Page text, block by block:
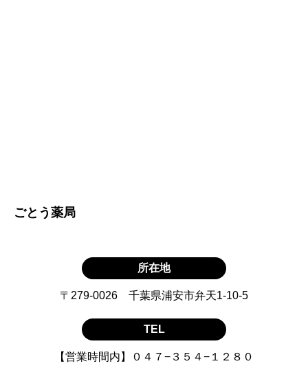
ごとう薬局
所在地
〒279-0026 千葉県浦安市弁天1-10-5
TEL
【営業時間内】０４７−３５４−１２８０